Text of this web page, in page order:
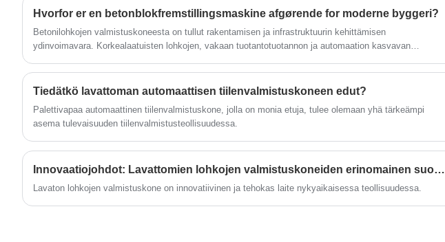
palvelun ja oikea-aikaisen toimituksen.
Hvorfor er en betonblokfremstillingsmaskine afgørende for moderne byggeri?
Betonilohkojen valmistuskoneesta on tullut rakentamisen ja infrastruktuurin kehittämisen
ydinvoimavara. Korkealaatuisten lohkojen, vakaan tuotantotuotannon ja automaation kasvavan
tarjoavat edistyneitä ratkaisuja erilaisiin projektitarpeisiin.
Tiedätkö lavattoman automaattisen tiilenvalmistuskoneen edut?
Palettivapaa automaattinen tiilenvalmistuskone, jolla on monia etuja, tulee olemaan yhä tärkeämpi
asema tulevaisuuden tiilenvalmistusteollisuudessa.
Innovaatiojohdot: Lavattomien lohkojen valmistuskoneiden erinomainen suorituskyky
Lavaton lohkojen valmistuskone on innovatiivinen ja tehokas laite nykyaikaisessa teollisuudessa.